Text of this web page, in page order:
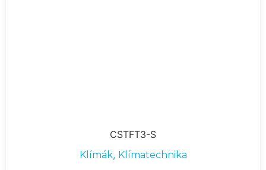
CSTFT3-S
Klímák, Klímatechnika